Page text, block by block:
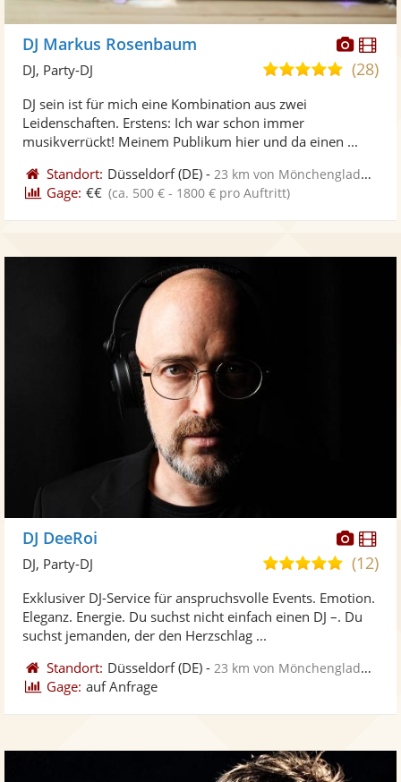
DJ Markus Rosenbaum
5,0
Sternen
(28)
DJ, Party-DJ
DJ sein ist für mich eine Kombination aus zwei
Leidenschaften. Erstens: Ich war schon immer
musikverrückt! Meinem Publikum hier und da einen ...
Standort: Düsseldorf(DE) - 23 km von Mönchengladbach
Gage: €€ (ca. 500 € - 1800 € pro Auftritt)
Fotos
DJ DeeRoi
5,0
5
(12)
DJ, Party-DJ
Exklusiver DJ-Service für anspruchsvolle Events. Emotion.
Eleganz. Energie. Du suchst nicht einfach einen DJ –. Du
suchst jemanden, der den Herzschlag ...
Standort: Düsseldorf(DE) - 23 km von Mönchengladbach
Gage: auf Anfrage